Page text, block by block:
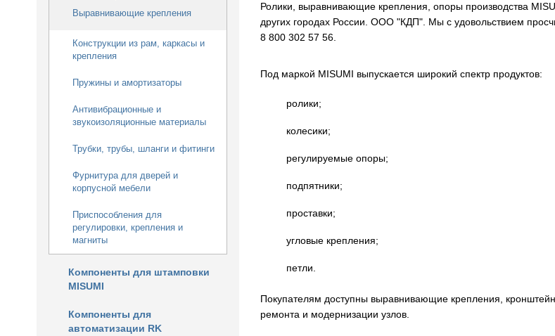
Выравнивающие крепления
Конструкции из рам, каркасы и
крепления
Пружины и амортизаторы
Антивибрационные и
звукоизоляционные материалы
Трубки, трубы, шланги и фитинги
Фурнитура для дверей и
корпусной мебели
Приспособления для
регулировки, крепления и
магниты
Компоненты для штамповки
MISUMI
Компоненты для
автоматизации RK
Ролики, выравнивающие крепления, опоры производства
других городах России. ООО "КДП". Мы с удовольствием
8 800 302 57 56.
Под маркой MISUMI выпускается широкий спектр продуктов:
ролики;
колесики;
регулируемые опоры;
подпятники;
проставки;
угловые крепления;
петли.
Покупателям доступны выравнивающие крепления,
ремонта и модернизации узлов.